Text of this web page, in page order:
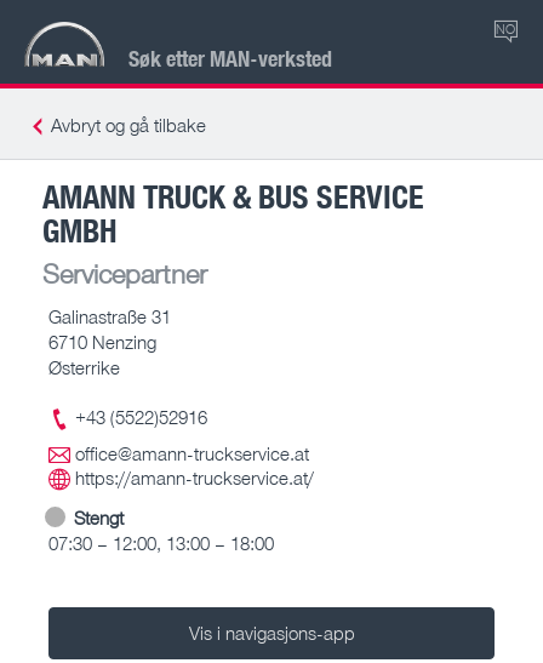
Søk etter MAN-verksted
NO
Avbryt og gå tilbake
AMANN TRUCK & BUS SERVICE
GMBH
Servicepartner
Galinastraße 31
6710 Nenzing
Østerrike
+43 (5522)52916
office@amann-truckservice.at
https://amann-truckservice.at/
Stengt
07:30 – 12:00, 13:00 – 18:00
Vis i navigasjons-app